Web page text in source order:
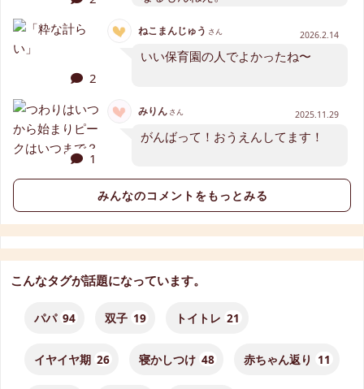
2
ねこまんじゅう さん 2026.2.14
いい保育園の人でよかったね〜
1
みりんさん 2025.11.29
がんばって！おうえんしてます！
みんなのコメントをもっとみる
こんなタグが話題になっています。
パパ 94 双子 19 トイトレ 21
イヤイヤ期 26 寝かしつけ 48 赤ちゃん返り 11